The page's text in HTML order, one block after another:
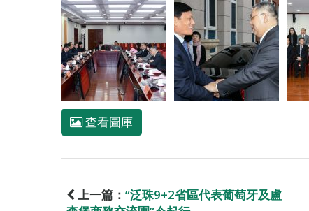
查看圖庫
上一篇： “泛珠9+2省區代表葡萄牙及盧